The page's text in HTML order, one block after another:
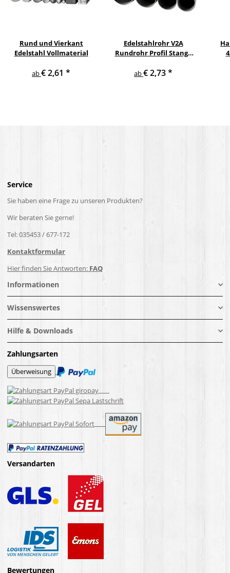
Rund und Vierkant
Edelstahl Vollmaterial
ab€ 2,61 *
Edelstahlrohr V2A
Rundrohr Profil Stange
Durchmessern
ab€ 2,73*
Service
Sie haben eine Frage zu unseren Produkten?
Wir beraten Sie gerne!
Tel: 035453 / 677-172
Kontaktformular
Hier finden Sie Antworten: FAQ
Informationen
Wissenswertes
Hilfe & Downloads
Zahlungsarten
Versandarten
Bewertungen